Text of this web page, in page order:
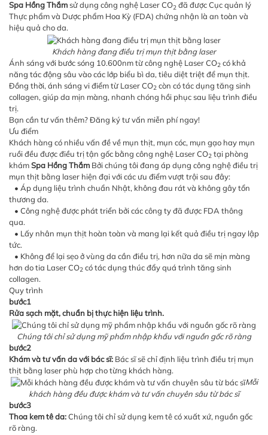
Spa Hồng Thắmsử dụng công nghệ Laser CO2 đã được Cục quản lý
Thực phẩm và Dược phẩm Hoa Kỳ (FDA) chứng nhận là an toàn và
hiệu quả cho da.
Khách hàng đang điều trị mụn thịt bằng laser
Ánh sáng với bước sóng 10.600nm từ công nghệ Laser CO2 có khả
năng tác động sâu vào các lớp biểu bì da, tiêu diệt triệt để mụn thịt.
Đồng thời, ánh sáng vi điểm từ Laser CO2 còn có tác dụng tăng sinh
collagen, giúp da mịn màng, nhanh chóng hồi phục sau liệu trình điều
trị.
Bạn cần tư vấn thêm? Đăng ký tư vấn miễn phí ngay!
Ưu điểm
Khách hàng có nhiều vấn đề về mụn thịt, mụn cóc, mụn gạo hay mụn
ruồi đều được điều trị tận gốc bằng công nghệ Laser CO2 tại phòng
khámSpa Hồng Thắm Bởi chúng tôi đang áp dụng công nghệ điều trị
mụn thịt bằng laser hiện đại với các ưu điểm vượt trội sau đây:
• Áp dụng liệu trình chuẩn Nhật, không đau rát và không gây tổn
thương da.
• Công nghệ được phát triển bởi các công ty đã được FDA thông
qua.
• Lấy nhân mụn thịt hoàn toàn và mang lại kết quả điều trị ngay lập
tức.
• Không để lại sẹo ở vùng da cần điều trị, hơn nữa da sẽ mịn màng
hơn do tia Laser CO2 có tác dụng thúc đẩy quá trình tăng sinh
collagen.
Quy trình
bước1
Rửa sạch mặt, chuẩn bị thực hiện liệu trình.
Chúng tôi chỉ sử dụng mỹ phẩm nhập khẩu với nguồn gốc rõ ràng
bước2
Khám và tư vấn da với bác sĩ: Bác sĩ sẽ chỉ định liệu trình điều trị mụn
thịt bằng laser phù hợp cho từng khách hàng.
Mỗi
khách hàng đều được khám và tư vấn chuyên sâu từ bác sĩ
bước3
Thoa kem tê da:Chúng tôi chỉ sử dụng kem tê có xuất xứ, nguồn gốc
rõ ràng.